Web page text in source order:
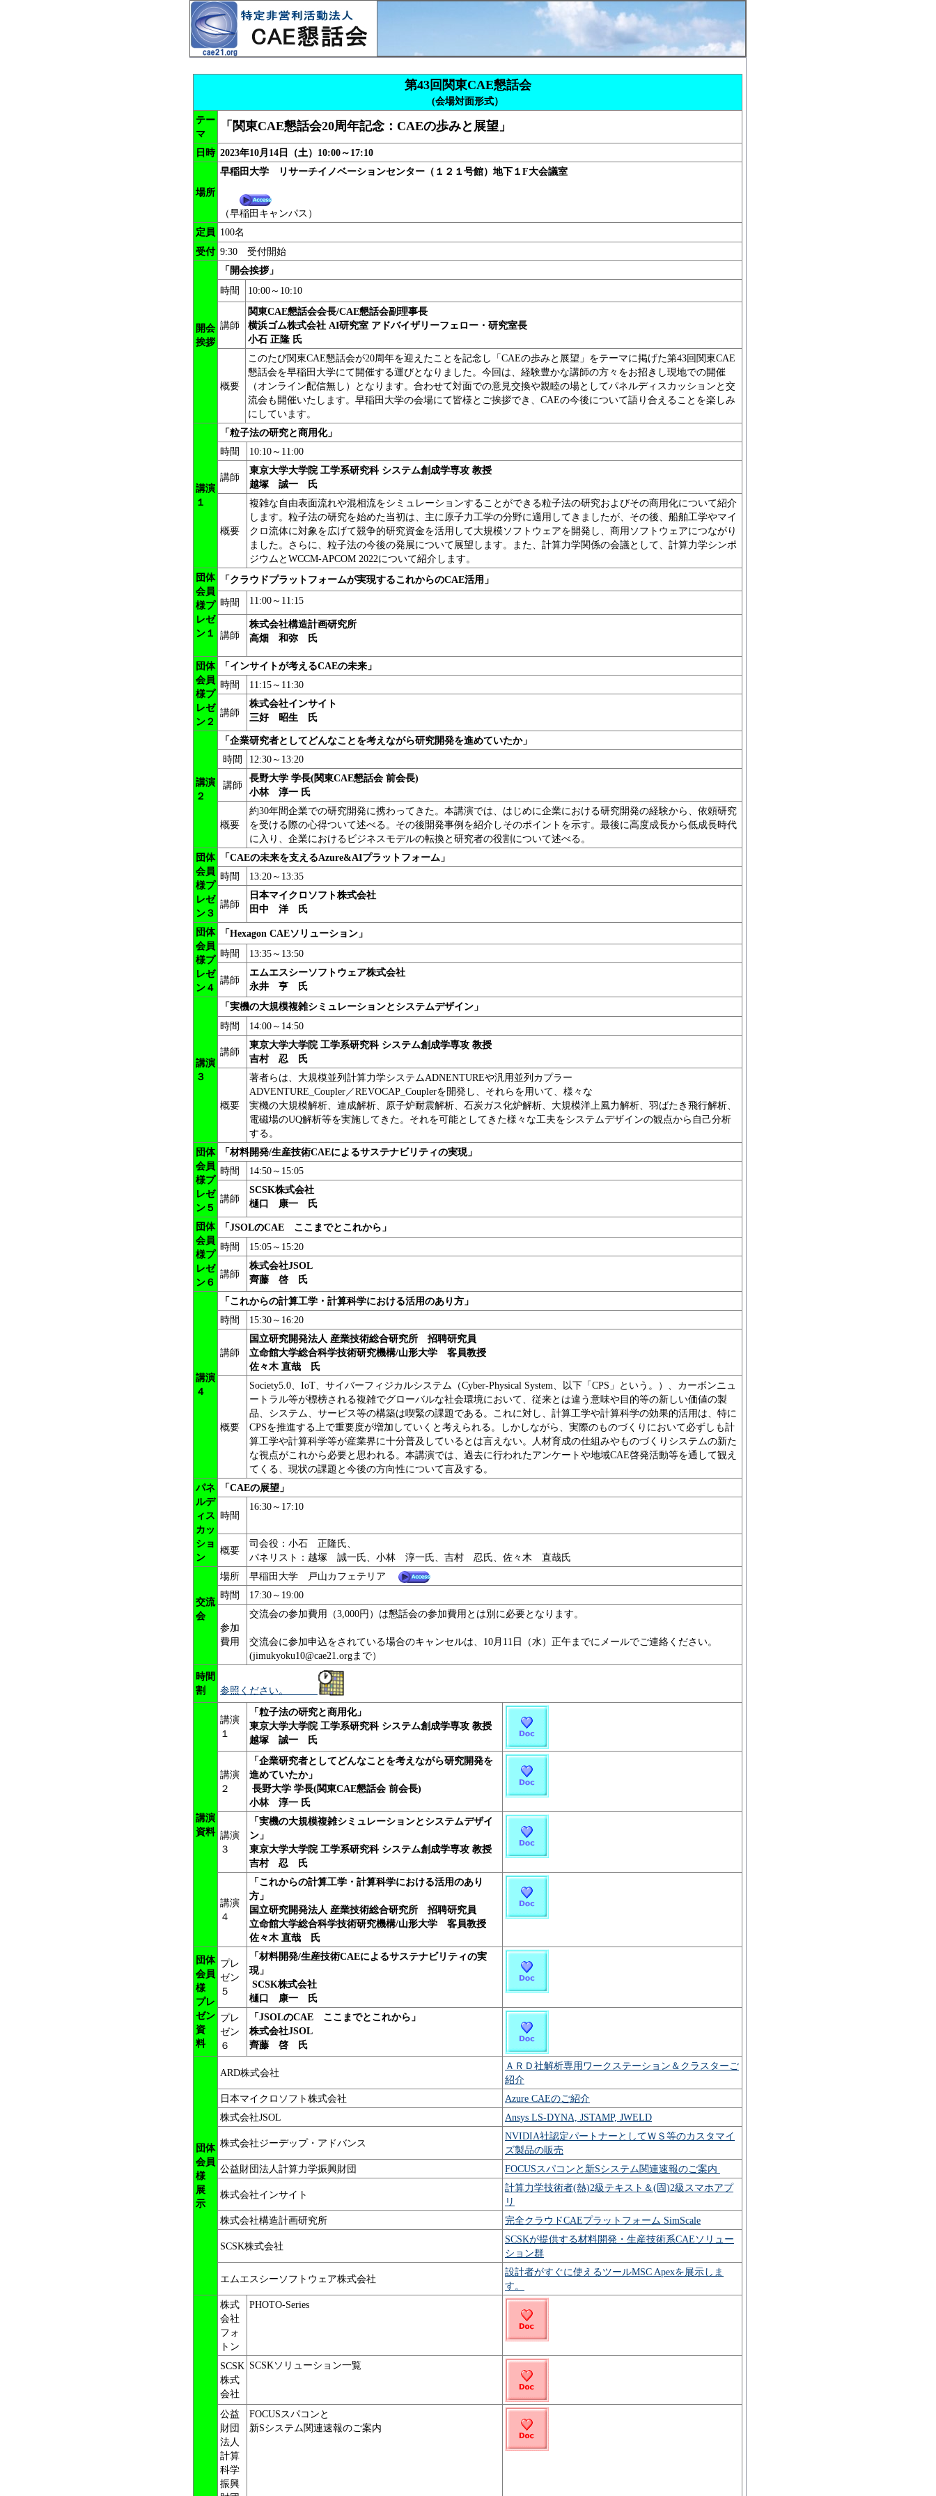
第43回関東CAE懇話会
(会場対面形式）
テー
マ
「関東CAE懇話会20周年記念：CAEの歩みと展望」
日時 2023年10月14日（土）10:00～17:10
場所
早稲田大学 リサーチイノベーションセンター（１２１号館）地下１F大会議室
（早稲田キャンパス）
定員 100名
受付 9:30 受付開始
開会
挨拶
「開会挨拶」
時間
10:00～10:10
講師
関東CAE懇話会会長/CAE懇話会副理事長
横浜ゴム株式会社 AI研究室 アドバイザリーフェロー・研究室長
小石 正隆 氏
概要
このたび関東CAE懇話会が20周年を迎えたことを記念し「CAEの歩みと展望」をテーマに掲げた第43回関東CAE
懇話会を早稲田大学にて開催する運びとなりました。今回は、経験豊かな講師の方々をお招きし現地での開催
（オンライン配信無し）となります。合わせて対面での意見交換や親睦の場としてパネルディスカッションと交
流会も開催いたします。早稲田大学の会場にて皆様とご挨拶でき、CAEの今後について語り合えることを楽しみ
にしています。
講演
１
「粒子法の研究と商用化」
時間
10:10～11:00
講師
東京大学大学院 工学系研究科 システム創成学専攻 教授
越塚 誠一 氏
概要
複雑な自由表面流れや混相流をシミュレーションすることができる粒子法の研究およびその商用化について紹介
します。粒子法の研究を始めた当初は、主に原子力工学の分野に適用してきましたが、その後、船舶工学やマイ
クロ流体に対象を広げて競争的研究資金を活用して大規模ソフトウェアを開発し、商用ソフトウェアにつながり
ました。さらに、粒子法の今後の発展について展望します。また、計算力学関係の会議として、計算力学シンポ
ジウムとWCCM-APCOM 2022について紹介します。
団体
会員
様プ
レゼ
ン１
「クラウドプラットフォームが実現するこれからのCAE活用」
時間 11:00～11:15
講師
株式会社構造計画研究所
高畑 和弥 氏
団体
会員
様プ
レゼ
ン２
「インサイトが考えるCAEの未来」
時間
11:15～11:30
講師
株式会社インサイト
三好 昭生 氏
講演
２
「企業研究者としてどんなことを考えながら研究開発を進めていたか」
時間
12:30～13:20
講師
長野大学 学長(関東CAE懇話会 前会長)
小林 淳一 氏
概要
約30年間企業での研究開発に携わってきた。本講演では、はじめに企業における研究開発の経験から、依頼研究
を受ける際の心得ついて述べる。その後開発事例を紹介しそのポイントを示す。最後に高度成長から低成長時代
に入り、企業におけるビジネスモデルの転換と研究者の役割について述べる。
団体
会員
様プ
レゼ
ン３
「CAEの未来を支えるAzure&AIプラットフォーム 」
時間
13:20～13:35
講師
日本マイクロソフト株式会社
田中 洋 氏
団体
会員
様プ
レゼ
ン４
「Hexagon CAEソリューション 」
時間
13:35～13:50
講師
エムエスシーソフトウェア株式会社
永井 亨 氏
講演
３
「実機の大規模複雑シミュレーションとシステムデザイン」
時間
14:00～14:50
講師
東京大学大学院 工学系研究科 システム創成学専攻 教授
吉村 忍 氏
概要
著者らは、大規模並列計算力学システムADNENTUREや汎用並列カプラー
ADVENTURE_Coupler／REVOCAP_Couplerを開発し、それらを用いて、様々な
実機の大規模解析、連成解析、原子炉耐震解析、石炭ガス化炉解析、大規模洋上風力解析、羽ばたき飛行解析、
電磁場のUQ解析等を実施してきた。それを可能としてきた様々な工夫をシステムデザインの観点から自己分析
する。
団体
会員
様プ
レゼ
ン５
「材料開発/生産技術CAEによるサステナビリティの実現」
時間
14:50～15:05
講師
SCSK株式会社
樋口 康一 氏
団体
会員
様プ
レゼ
ン６
「JSOLのCAE ここまでとこれから 」
時間
15:05～15:20
講師
株式会社JSOL
齊藤 啓 氏
講演
４
「これからの計算工学・計算科学における活用のあり方」
時間
15:30～16:20
講師
国立研究開発法人 産業技術総合研究所 招聘研究員
立命館大学総合科学技術研究機構/山形大学 客員教授
佐々木 直哉 氏
概要
Society5.0、IoT、サイバーフィジカルシステム（Cyber-Physical System、以下「CPS」という。）、カーボンニュ
ートラル等が標榜される複雑でグローバルな社会環境において、従来とは違う意味や目的等の新しい価値の製
品、システム、サービス等の構築は喫緊の課題である。これに対し、計算工学や計算科学の効果的活用は、特に
CPSを推進する上で重要度が増加していくと考えられる。しかしながら、実際のものづくりにおいて必ずしも計
算工学や計算科学等が産業界に十分普及しているとは言えない。人材育成の仕組みやものづくりシステムの新た
な視点がこれから必要と思われる。本講演では、過去に行われたアンケートや地域CAE啓発活動等を通して観え
てくる、現状の課題と今後の方向性について言及する。
パネ
ルデ
ィス
カッ
ショ
ン
「CAEの展望 」
時間
16:30～17:10
概要
司会役：小石 正隆氏、
パネリスト：越塚 誠一氏、小林 淳一氏、吉村 忍氏、佐々木 直哉氏
交流
会
場所
早稲田大学 戸山カフェテリア
時間
17:30～19:00
参加
費用
交流会の参加費用（3,000円）は懇話会の参加費用とは別に必要となります。
交流会に参加申込をされている場合のキャンセルは、10月11日（水）正午までにメールでご連絡ください。
(jimukyoku10@cae21.orgまで）
時間
割
参照ください。
講演
資料
講演
１
「粒子法の研究と商用化」
東京大学大学院 工学系研究科 システム創成学専攻 教授
越塚 誠一 氏
講演
２
「企業研究者としてどんなことを考えながら研究開発を
進めていたか」
長野大学 学長(関東CAE懇話会 前会長)
小林 淳一 氏
講演
３
「実機の大規模複雑シミュレーションとシステムデザイ
ン」
東京大学大学院 工学系研究科 システム創成学専攻 教授
吉村 忍 氏
講演
４
「これからの計算工学・計算科学における活用のあり
方」
国立研究開発法人 産業技術総合研究所 招聘研究員
立命館大学総合科学技術研究機構/山形大学 客員教授
佐々木 直哉 氏
団体
会員
様
プレ
ゼン
資
料
プレ
ゼン
５
「材料開発/生産技術CAEによるサステナビリティの実
現」
SCSK株式会社
樋口 康一 氏
プレ
ゼン
６
「JSOLのCAE ここまでとこれから 」
株式会社JSOL
齊藤 啓 氏
団体
会員
様
展
示
ARD株式会社
ＡＲＤ社解析専用ワークステーション＆クラスターご
紹介
日本マイクロソフト株式会社
Azure CAEのご紹介
株式会社JSOL
Ansys LS-DYNA, JSTAMP, JWELD
株式会社ジーデップ・アドバンス
NVIDIA社認定パートナーとしてＷＳ等のカスタマイ
ズ製品の販売
公益財団法人計算力学振興財団
FOCUSスパコンと新Sシステム関連速報のご案内
株式会社インサイト
計算力学技術者(熱)2級テキスト＆(固)2級スマホアプ
リ
株式会社構造計画研究所
完全クラウドCAEプラットフォーム SimScale
SCSK株式会社
SCSKが提供する材料開発・生産技術系CAEソリュー
ション群
エムエスシーソフトウェア株式会社
設計者がすぐに使えるツールMSC Apexを展示しま
す。
株式
会社
フォ
トン
PHOTO-Series
SCSK
株式
会社
SCSKソリューション一覧
公益
財団
法人
計算
科学
振興
FOCUSスパコンと
新Sシステム関連速報のご案内